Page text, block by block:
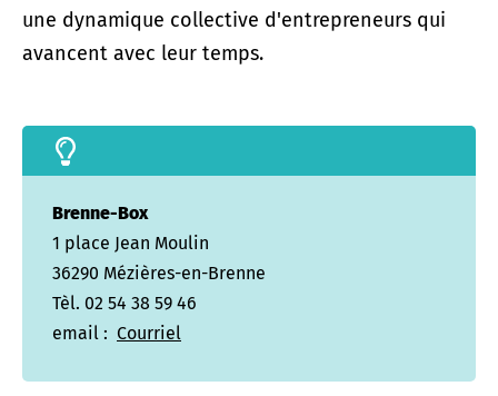
une dynamique collective d'entrepreneurs qui
avancent avec leur temps.
Brenne-Box
1 place Jean Moulin
36290 Mézières-en-Brenne
Tèl. 02 54 38 59 46
email : Courriel